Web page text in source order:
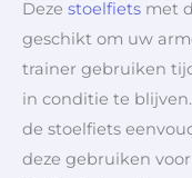
Deze stoelfiets met
geschikt om uw
trainer gebruiken
in conditie te
de stoelfiets
deze gebruiken